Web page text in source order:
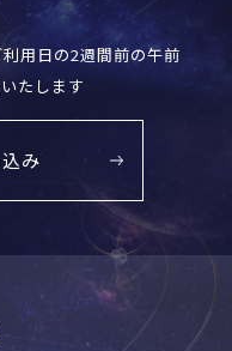
用日の2週間前の午前
たします
み